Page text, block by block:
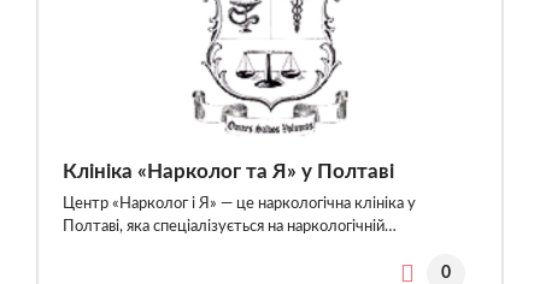
Клініка «Нарколог та Я» у Полтаві
Центр «Нарколог і Я» — це наркологічна клініка у
Полтаві, яка спеціалізується на наркологічній…
0